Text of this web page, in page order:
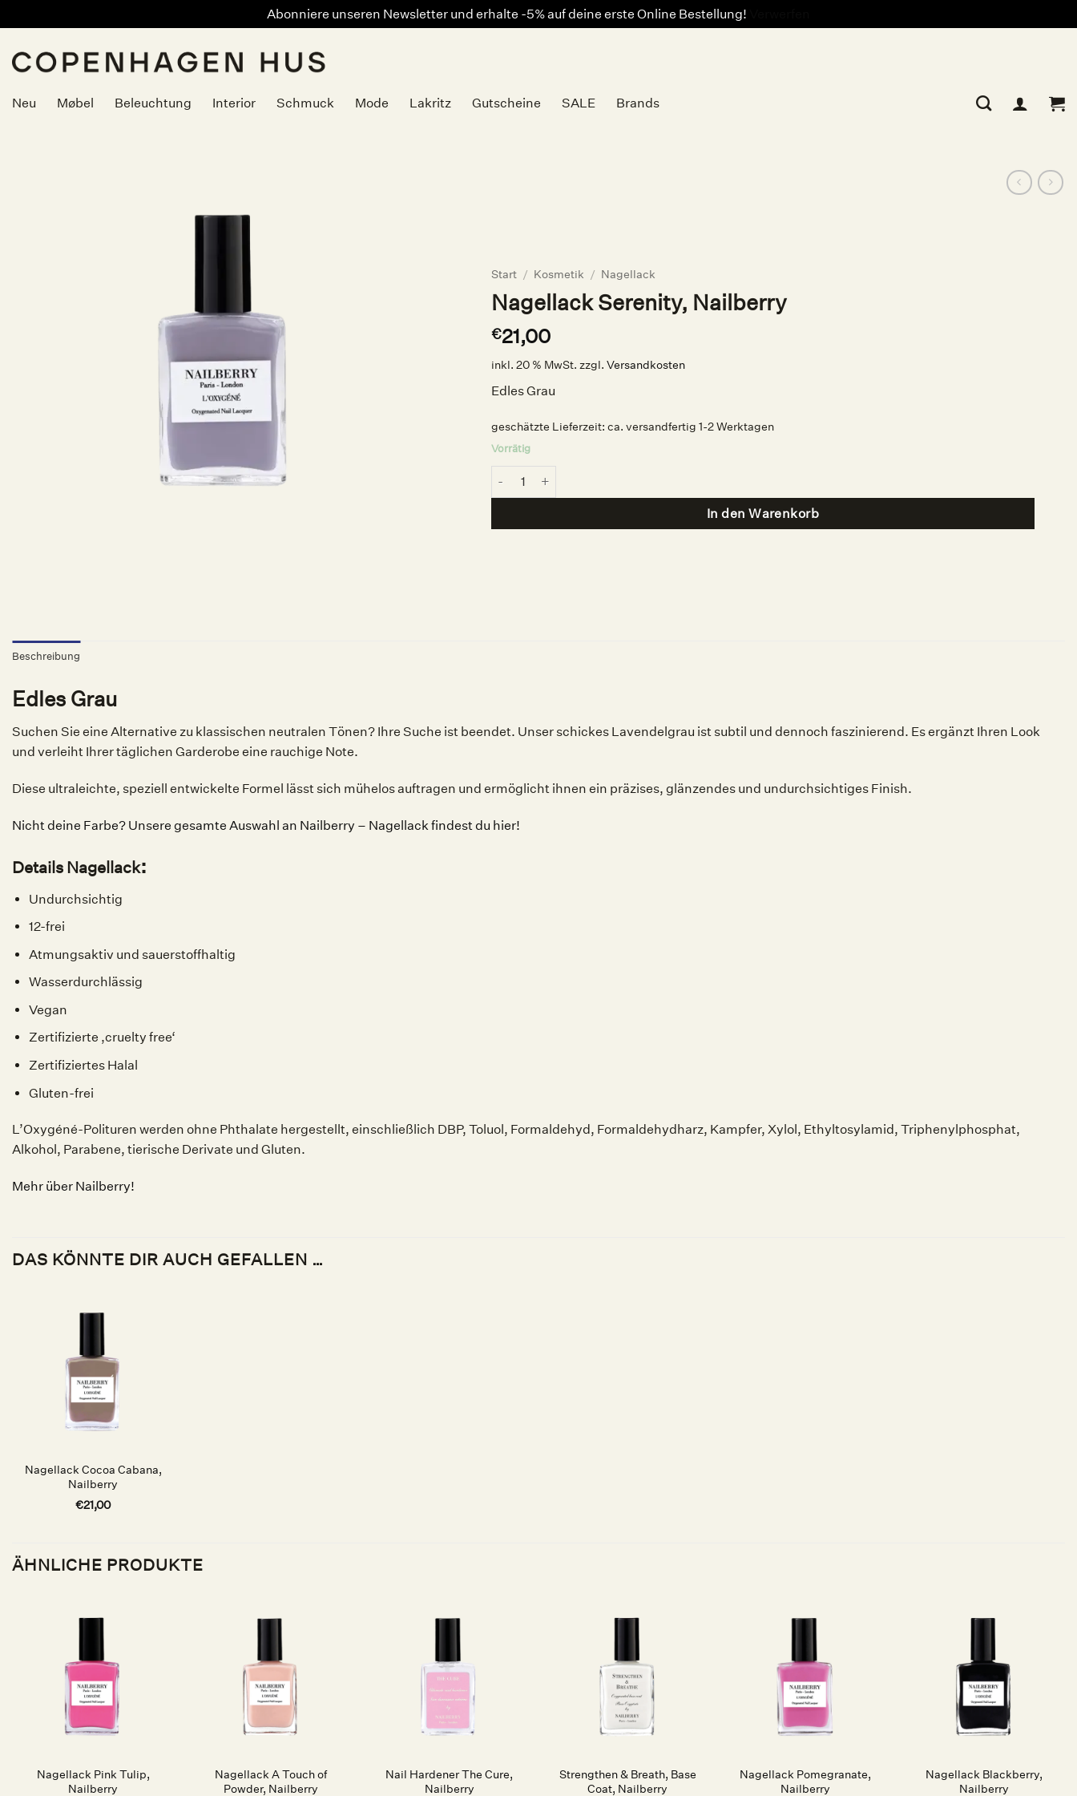
Abonniere unseren Newsletter und erhalte -5% auf deine erste Online Bestellung!
Inhalt
springen
Neu
Møbel Beleuchtung Interior Schmuck Mode Lakritz Gutscheine SALE Brands
Start / Kosmetik / Nagellack
Nagellack Serenity, Nailberry
€21,00
inkl. 20 % MwSt. zzgl. Versandkosten
Edles Grau
geschätzte Lieferzeit: ca. versandfertig 1-2 Werktagen
Vorrätig
Nagellack Serenity, Nailberry Menge
In den Warenkorb
Beschreibung
Edles Grau
Suchen Sie eine Alternative zu klassischen neutralen Tönen? Ihre Suche ist beendet. Unser schickes Lavendelgrau ist subtil und dennoch faszinierend. Es ergänzt Ihren Look
und verleiht Ihrer täglichen Garderobe eine rauchige Note.
Diese ultraleichte, speziell entwickelte Formel lässt sich mühelos auftragen und ermöglicht ihnen ein präzises, glänzendes und undurchsichtiges Finish.
Nicht deine Farbe? Unsere gesamte Auswahl an Nailberry – Nagellack findest du hier!
Details Nagellack:
Undurchsichtig
12-frei
Atmungsaktiv und sauerstoffhaltig
Wasserdurchlässig
Vegan
Zertifizierte ‚cruelty free‘
Zertifiziertes Halal
Gluten-frei
L’Oxygéné-Polituren werden ohne Phthalate hergestellt, einschließlich DBP, Toluol, Formaldehyd, Formaldehydharz, Kampfer, Xylol, Ethyltosylamid, Triphenylphosphat,
Alkohol, Parabene, tierische Derivate und Gluten.
Mehr über Nailberry!
DAS KÖNNTE DIR AUCH GEFALLEN …
Nagellack Cocoa Cabana,
Nailberry
€21,00
ÄHNLICHE PRODUKTE
Nagellack Pink Tulip,
Nailberry
Nagellack A Touch of
Powder, Nailberry
Nail Hardener The Cure,
Nailberry
Strengthen & Breath, Base
Coat, Nailberry
Nagellack Pomegranate,
Nailberry
Nagellack Blackberry,
Nailberry